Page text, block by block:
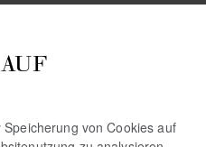
von Cookies auf